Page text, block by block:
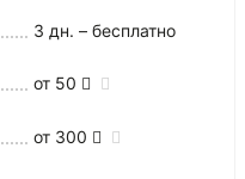
3 дн. – бесплатно
от 50
от 300